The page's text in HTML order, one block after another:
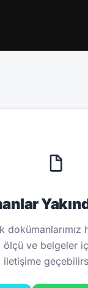
ve belgeler
iletişime